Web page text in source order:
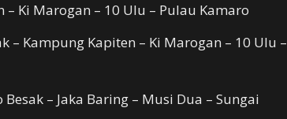
– Ki Marogan – 10 Ulu – Pulau Kamaro
– Kampung Kapiten – Ki Marogan – 10 Ulu –
– Jaka Baring – Musi Dua – Sungai